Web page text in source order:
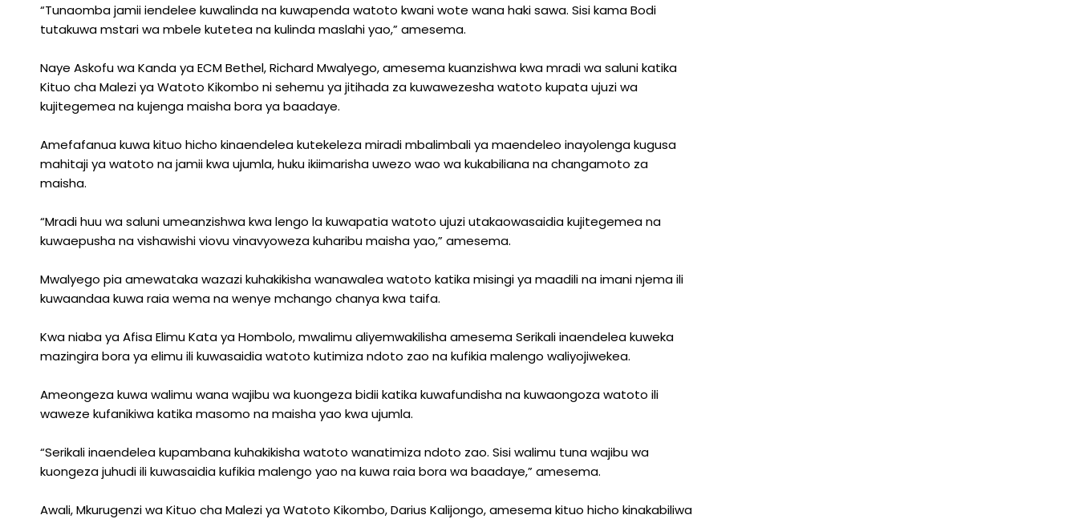
“Tunaomba jamii iendelee kuwalinda na kuwapenda watoto kwani wote wana haki sawa. Sisi kama Bodi
tutakuwa mstari wa mbele kutetea na kulinda maslahi yao,” amesema.
Naye Askofu wa Kanda ya ECM Bethel, Richard Mwalyego, amesema kuanzishwa kwa mradi wa saluni katika
Kituo cha Malezi ya Watoto Kikombo ni sehemu ya jitihada za kuwawezesha watoto kupata ujuzi wa
kujitegemea na kujenga maisha bora ya baadaye.
Amefafanua kuwa kituo hicho kinaendelea kutekeleza miradi mbalimbali ya maendeleo inayolenga kugusa
mahitaji ya watoto na jamii kwa ujumla, huku ikiimarisha uwezo wao wa kukabiliana na changamoto za
maisha.
“Mradi huu wa saluni umeanzishwa kwa lengo la kuwapatia watoto ujuzi utakaowasaidia kujitegemea na
kuwaepusha na vishawishi viovu vinavyoweza kuharibu maisha yao,” amesema.
Mwalyego pia amewataka wazazi kuhakikisha wanawalea watoto katika misingi ya maadili na imani njema ili
kuwaandaa kuwa raia wema na wenye mchango chanya kwa taifa.
Kwa niaba ya Afisa Elimu Kata ya Hombolo, mwalimu aliyemwakilisha amesema Serikali inaendelea kuweka
mazingira bora ya elimu ili kuwasaidia watoto kutimiza ndoto zao na kufikia malengo waliyojiwekea.
Ameongeza kuwa walimu wana wajibu wa kuongeza bidii katika kuwafundisha na kuwaongoza watoto ili
waweze kufanikiwa katika masomo na maisha yao kwa ujumla.
“Serikali inaendelea kupambana kuhakikisha watoto wanatimiza ndoto zao. Sisi walimu tuna wajibu wa
kuongeza juhudi ili kuwasaidia kufikia malengo yao na kuwa raia bora wa baadaye,” amesema.
Awali, Mkurugenzi wa Kituo cha Malezi ya Watoto Kikombo, Darius Kalijongo, amesema kituo hicho kinakabiliwa